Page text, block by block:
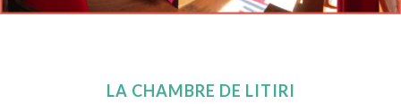
LA CHAMBRE DE LITIRI